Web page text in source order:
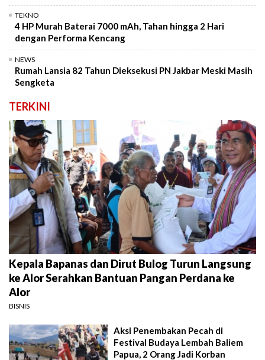
TEKNO
4 HP Murah Baterai 7000 mAh, Tahan hingga 2 Hari
dengan Performa Kencang
NEWS
Rumah Lansia 82 Tahun Dieksekusi PN Jakbar Meski Masih
Sengketa
TERKINI
Kepala Bapanas dan Dirut Bulog Turun Langsung
ke Alor Serahkan Bantuan Pangan Perdana ke
Alor
BISNIS
Aksi Penembakan Pecah di
Festival Budaya Lembah Baliem
Papua, 2 Orang Jadi Korban